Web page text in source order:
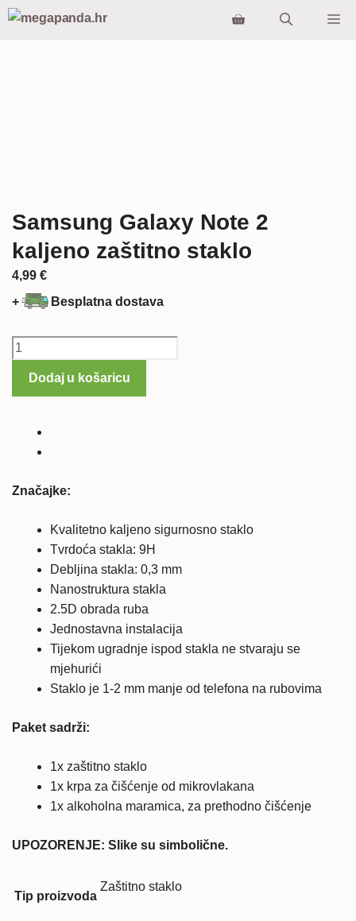
Preskoči
Samsung Galaxy Note 2
kaljeno zaštitno staklo
4,99 €
+
Besplatna dostava
Samsung
Note
količina
Dodaj u košaricu
Značajke:
Kvalitetno kaljeno sigurnosno staklo
Tvrdoća stakla: 9H
Debljina stakla: 0,3 mm
Nanostruktura stakla
2.5D obrada ruba
Jednostavna instalacija
Tijekom ugradnje ispod stakla ne stvaraju se
mjehurići
Staklo je 1-2 mm manje od telefona na rubovima
Paket sadrži:
1x zaštitno staklo
1x krpa za čišćenje od mikrovlakana
1x alkoholna maramica, za prethodno čišćenje
UPOZORENJE: Slike su simbolične.
Tip proizvoda
Zaštitno staklo